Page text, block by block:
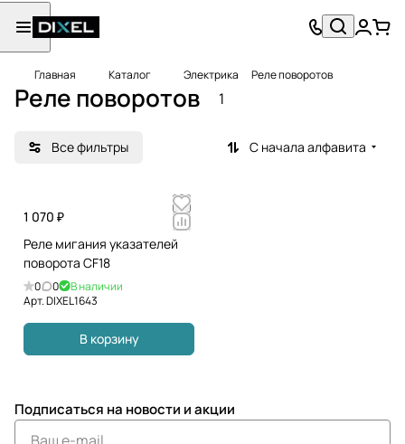
Главная Каталог Электрика Реле поворотов
Реле поворотов 1
Все фильтры С начала алфавита
1 070 ₽
Реле мигания указателей
поворота CF18
0 0
В наличии
Арт.DIXEL1643
В корзину
Подписаться на новости и акции